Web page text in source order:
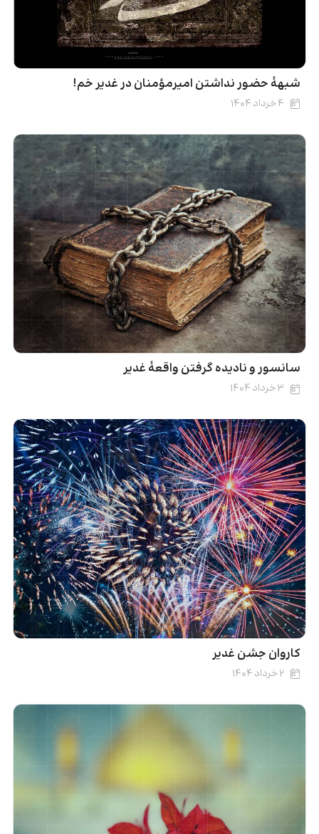
شبهۀ حضور نداشتن امیرمؤمنان در غدیر خم!
۴ خرداد ۱۴۰۴
سانسور و نادیده گرفتن واقعۀ غدیر
۳ خرداد ۱۴۰۴
کاروان جشن غدیر
۲ خرداد ۱۴۰۴